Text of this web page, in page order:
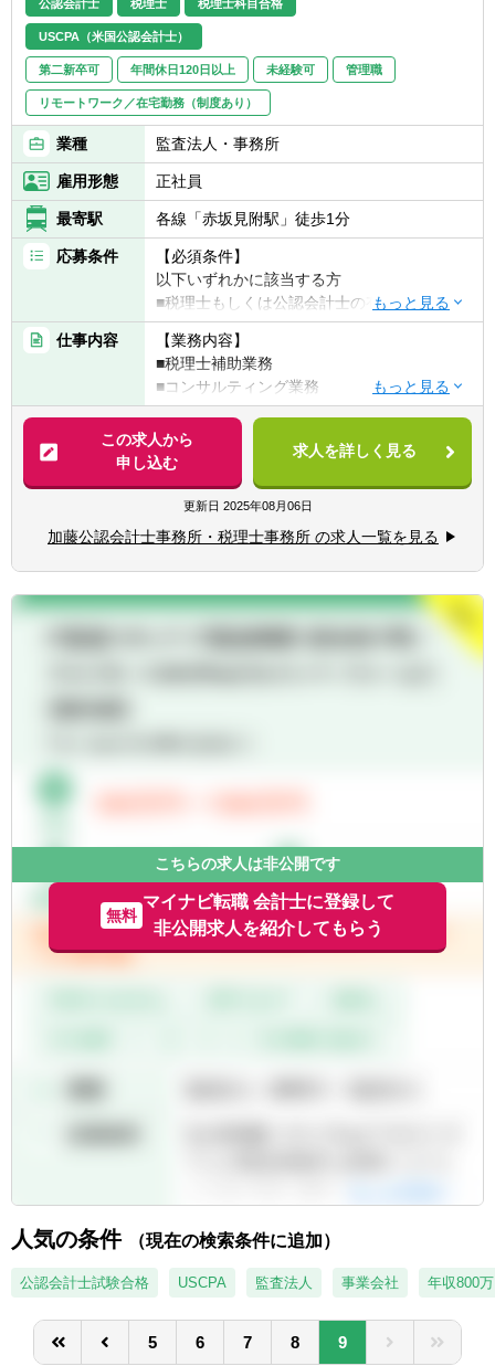
公認会計士 税理士 税理士科目合格
USCPA（米国公認会計士）
第二新卒可 年間休日120日以上 未経験可 管理職
リモートワーク／在宅勤務（制度あり）
業種 監査法人・事務所
雇用形態 正社員
最寄駅 各線「赤坂見附駅」徒歩1分
応募条件
【必須条件】
以下いずれかに該当する方
■税理士もしくは公認会計士の有資格者
■科目合格者(3科目以上)、会計士試験合格者
■USCPA
【歓迎条件】
■中国語ができる方
■マネージメント経験のある方
【求める人物像】
■協調性のある方
仕事内容
【業務内容】
■税理士補助業務
■コンサルティング業務
■月次データ入力・チェック
■決算業務、税務申告
■会計・税務相談 ・事業承継、不動産取得に
係る税務相談
■不動産SPC等 ・中国上場企業(在日子会社)
の業務や、非居住者(中華系)向会計サービス
【クライアント】
数億～数十億規模を中心に業界問わず対応し
ております。
6割が中国系の企業、4割が日本の企業となっ
客様が多いです。
法人:個人=9:1の割合になっています。
この求人から
申し込む
求人を詳しく見る
更新日 2025年08月06日
加藤公認会計士事務所・税理士事務所 の求人一覧を見る
こちらの求人は非公開です
無料
マイナビ転職 会計士に登録して
非公開求人を紹介してもらう
人気の条件 （現在の検索条件に追加）
公認会計士試験合格 USCPA 監査法人 事業会社 年収800
5 6 7 8 9